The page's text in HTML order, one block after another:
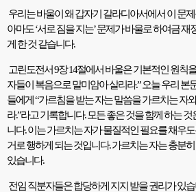
우리는 바울이 왜 갑자기 갈라디아서에서 이 문
아마도‘서로 짐을 지는’문제가 바울로 하여금 재
게 한 것 같습니다.
고린도전서9장14절에서 바울은 기본적인 원칙
자들이 복음으로 말미암아 살리라.”오늘 우리 본
들에게 “가르침을 받는 자는 말씀을 가르치는 자
라.”라고 기록합니다.모든 좋은 것을 함께 하는
니다.이는 가르치는 자가 물질적인 필요를 채우
거로 행하게 되는 것입니다.가르치는 자는 충분
있습니다.
전임 직분자들은 합당하게 지지 받을 권리가 있